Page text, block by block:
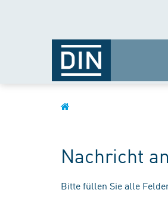
Nachricht
Bitte füllen Sie alle